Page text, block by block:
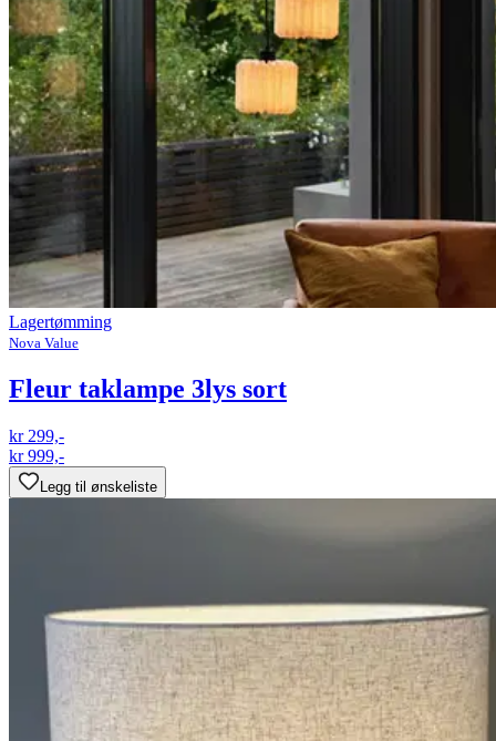
Lagertømming
Nova Value
Fleur taklampe 3lys sort
kr 299,-
kr 999,-
Legg til ønskeliste